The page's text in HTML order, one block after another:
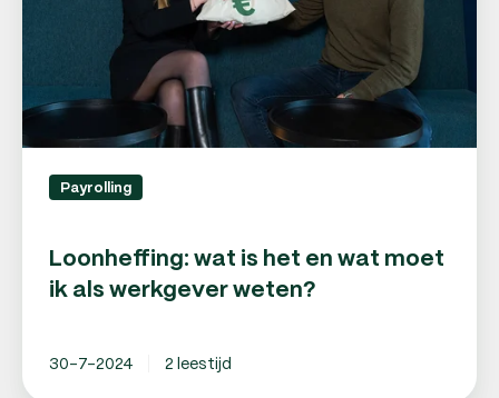
werkgever
weten?
Payrolling
Loonheffing: wat is het en wat moet
ik als werkgever weten?
30-7-2024 2 leestijd